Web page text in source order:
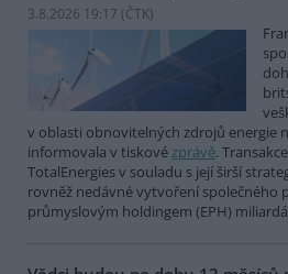
3.8.2026 19:17 (ČTK)
v oblasti obnovitelných zdrojů energie
informovala v tiskovézprávě.
TotalEnergies v souladu s její širší
rovněž nedávné vytvoření společného
průmyslovým holdingem (EPH)